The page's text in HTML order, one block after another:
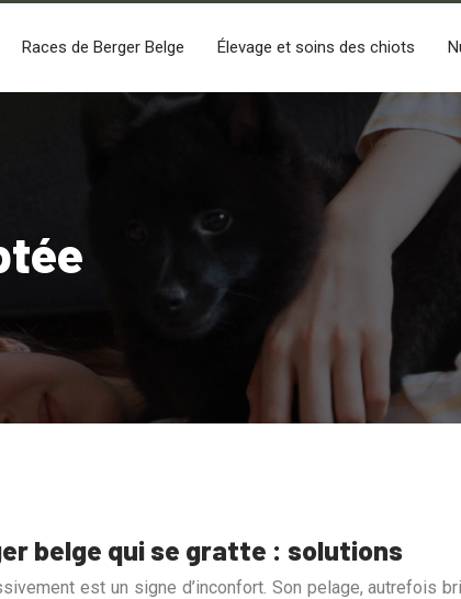
Races de Berger Belge Élevage et soins des chiots
belge qui se gratte : solutions
est un signe d’inconfort. Son pelage, autrefois